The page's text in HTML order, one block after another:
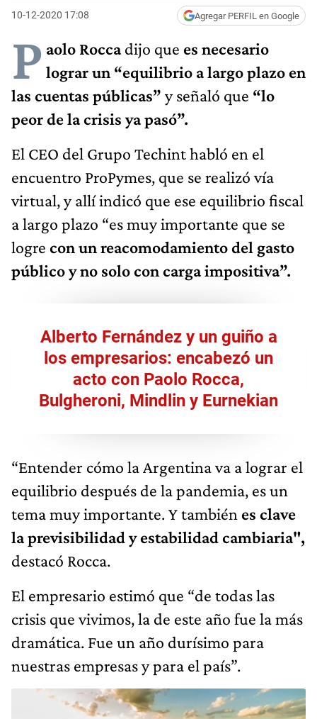
10-12-2020 17:08 Agregar PERFIL en Google
P aolo Roccadijo que es necesario
lograr un “equilibrio a largo plazo en
las cuentas públicas” y señaló que “lo
peor de la crisis ya pasó”.
El CEO del Grupo Techint habló en el
encuentro ProPymes, que se realizó vía
virtual, y allí indicó que ese equilibrio fiscal
a largo plazo “es muy importante que se
logre con un reacomodamiento del gasto
público y no solo con carga impositiva”.
Alberto Fernández y un guiño a
los empresarios: encabezó un
acto con Paolo Rocca,
Bulgheroni, Mindlin y Eurnekian
“Entender cómo la Argentina va a lograr el
equilibrio después de la pandemia, es un
tema muy importante. Y también es clave
la previsibilidad y estabilidad cambiaria",
destacó Rocca.
El empresario estimó que “de todas las
crisis que vivimos, la de este año fue la más
dramática. Fue un año durísimo para
nuestras empresas y para el país”.